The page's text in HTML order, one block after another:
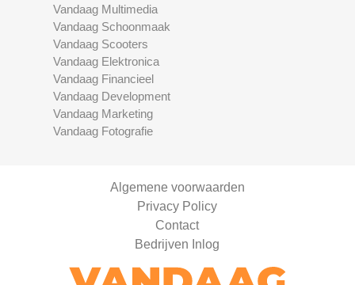
Vandaag Multimedia
Vandaag Schoonmaak
Vandaag Scooters
Vandaag Elektronica
Vandaag Financieel
Vandaag Development
Vandaag Marketing
Vandaag Fotografie
Algemene voorwaarden
Privacy Policy
Contact
Bedrijven Inlog